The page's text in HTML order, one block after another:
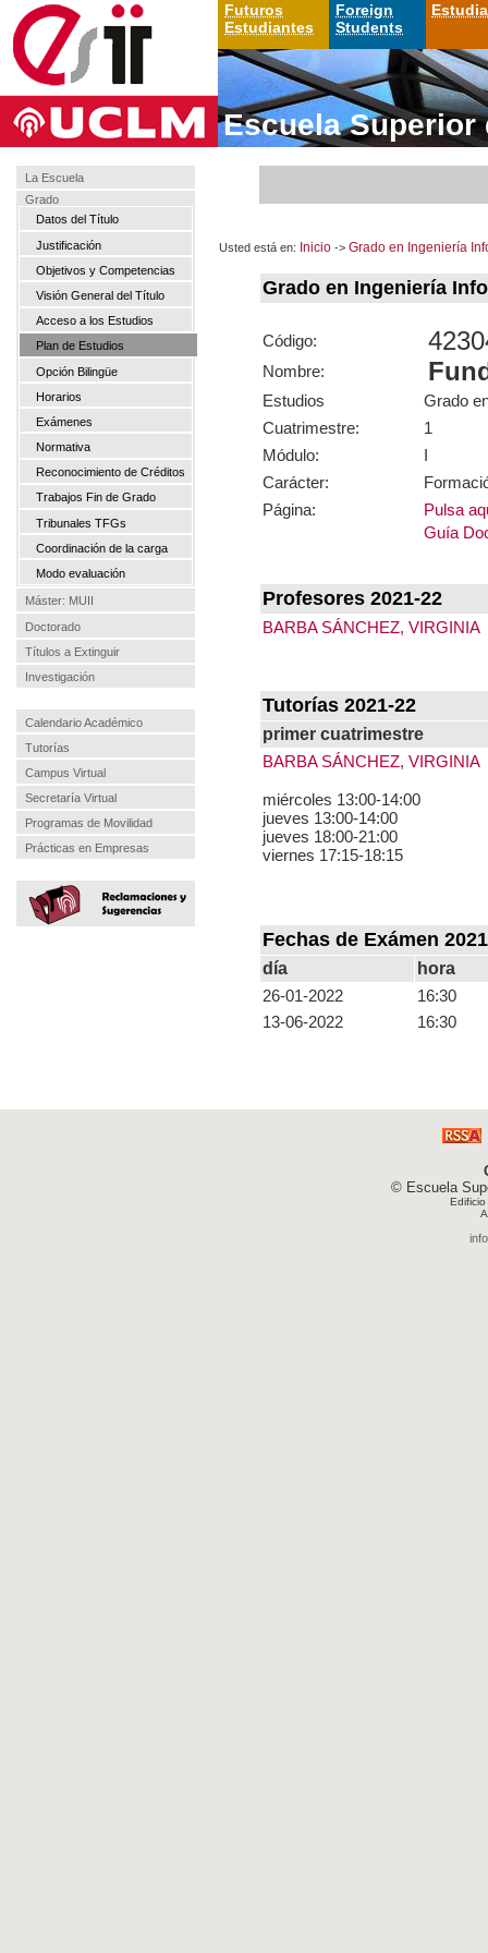
Futuros
Estudiantes
Foreign
Students
Escuela Superior
La Escuela
Grado
Datos del Título
Justificación
Objetivos y Competencias
Visión General del Título
Acceso a los Estudios
Plan de Estudios
Opción Bilingüe
Horarios
Exámenes
Normativa
Reconocimiento de Créditos
Trabajos Fin de Grado
Tribunales TFGs
Coordinación de la carga
Modo evaluación
Máster: MUII
Doctorado
Títulos a Extinguir
Investigación
Calendario Académico
Tutorías
Campus Virtual
Secretaría Virtual
Programas de Movilidad
Prácticas en Empresas
Usted está en: Inicio -> Grado en Ingeniería
Grado en Ingeniería
Código:
Nombre:
Estudios
Grado
Cuatrimestre:
1
Módulo:
I
Carácter:
Página:
Pulsa
Guía
Profesores 2021-22
BARBA SÁNCHEZ, VIRGINIA
Tutorías 2021-22
primer cuatrimestre
BARBA SÁNCHEZ, VIRGINIA
miércoles 13:00-14:00
jueves 13:00-14:00
jueves 18:00-21:00
viernes 17:15-18:15
Fechas de Exámen
día
hora
26-01-2022
16:30
13-06-2022
16:30
© Escuela